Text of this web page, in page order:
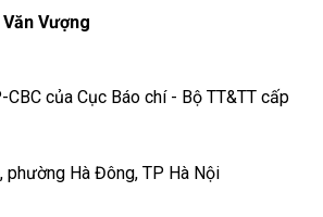
Vượng
của Cục Báo chí - Bộ TT&TT cấp
phường Hà Đông, TP Hà Nội